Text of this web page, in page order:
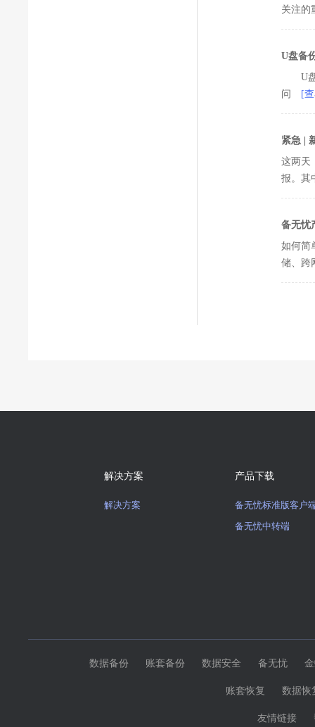
关注的
U盘备
U盘
问
[
紧急 |
这两天
报。其
备无忧
如何简
储、跨
解决方案
解决方案
产品下载
备无忧标准版客户
备无忧中转端
数据备份 账套备份 数据安全 备无忧
账套恢复 数据恢
友情链接